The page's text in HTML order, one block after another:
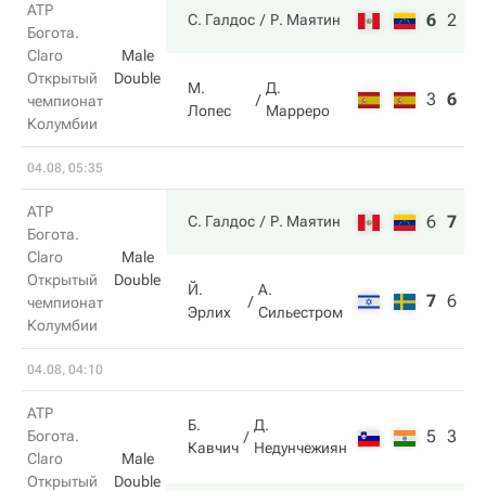
ATP
Богота.
Claro
Открытый
чемпионат
Колумбии
Male
Double
С. Галдос Р. Маятин 6 2
М.
Лопес
Д.
Марреро
3 6
04.08, 05:35
ATP
Богота.
Claro
Открытый
чемпионат
Колумбии
Male
Double
С. Галдос Р. Маятин 6 7
Й.
Эрлих
А.
Сильестром
7 6
04.08, 04:10
ATP
Богота.
Claro
Открытый
Male
Double
Б.
Кавчич
Д.
Недунчежиян
5 3